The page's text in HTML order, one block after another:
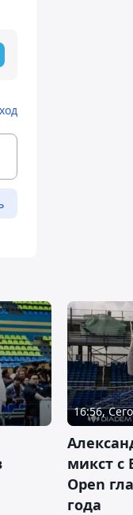
16:56,
микст с
Open
года